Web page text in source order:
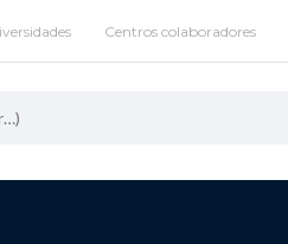
Centros colaboradores